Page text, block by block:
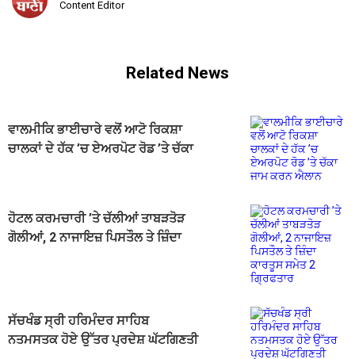
Content Editor
Related News
ਵਾਲਮੀਕਿ ਭਾਈਚਾਰੇ ਵਲੋਂ ਆਟੋ ਰਿਕਸ਼ਾ
ਚਾਲਕਾਂ ਦੇ ਹੱਕ ’ਚ ਏਅਰਪੋਟ ਰੋਡ ’ਤੇ ਚੱਕਾ
ਹੋਟਲ ਕਰਮਚਾਰੀ ’ਤੇ ਚੱਲੀਆਂ ਤਾਬੜਤੋੜ
ਗੋਲੀਆਂ, 2 ਨਾਜਾਇਜ਼ ਪਿਸਤੌਲ ਤੇ ਜ਼ਿੰਦਾ
ਸੱਚਖੰਡ ਸ੍ਰੀ ਹਰਿਮੰਦਰ ਸਾਹਿਬ
ਨਤਮਸਤਕ ਹੋਏ ਉੱਤਰ ਪ੍ਰਦੇਸ਼ ਘੱਟਗਿਣਤੀ